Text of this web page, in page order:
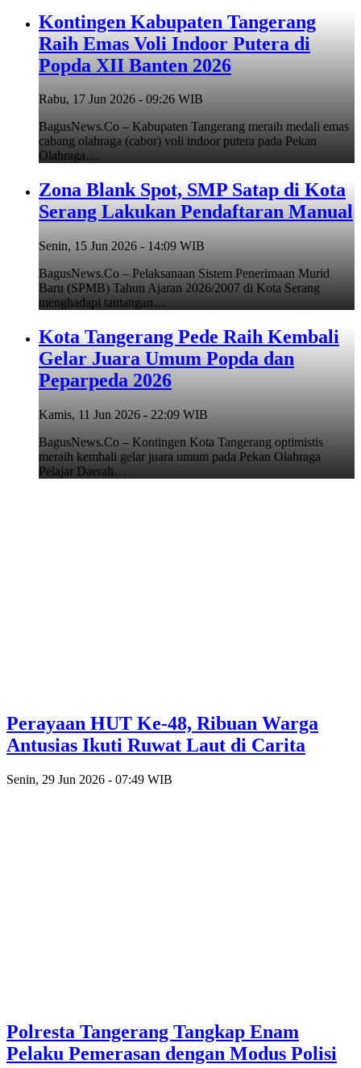
Kontingen Kabupaten Tangerang
Raih Emas Voli Indoor Putera di
Popda XII Banten 2026
Rabu, 17 Jun 2026 - 09:26 WIB
BagusNews.Co – Kabupaten Tangerang meraih medali emas
cabang olahraga (cabor) voli indoor putera pada Pekan
Olahraga…
Zona Blank Spot, SMP Satap di Kota
Serang Lakukan Pendaftaran Manual
Senin, 15 Jun 2026 - 14:09 WIB
BagusNews.Co – Pelaksanaan Sistem Penerimaan Murid
Baru (SPMB) Tahun Ajaran 2026/2007 di Kota Serang
menghadapi tantangan…
Kota Tangerang Pede Raih Kembali
Gelar Juara Umum Popda dan
Peparpeda 2026
Kamis, 11 Jun 2026 - 22:09 WIB
BagusNews.Co – Kontingen Kota Tangerang optimistis
meraih kembali gelar juara umum pada Pekan Olahraga
Pelajar Daerah…
Perayaan HUT Ke-48, Ribuan Warga
Antusias Ikuti Ruwat Laut di Carita
Senin, 29 Jun 2026 - 07:49 WIB
Polresta Tangerang Tangkap Enam
Pelaku Pemerasan dengan Modus Polisi